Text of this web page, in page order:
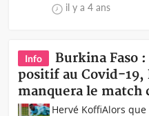
il y a 4 ans
Info
Burkina Faso
positif au Covid-19,
manquera le
Hervé KoffiAlors